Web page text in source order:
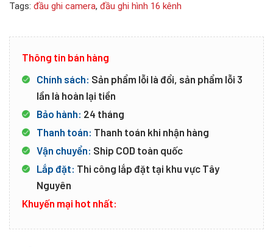
Tags: đầu ghi camera, đầu ghi hình 16 kênh
Thông tin bán hàng
Chính sách: Sản phẩm lỗi là đổi, sản phẩm lỗi 3
lần là hoàn lại tiền
Bảo hành: 24 tháng
Thanh toán: Thanh toán khi nhận hàng
Vận chuyển: Ship COD toàn quốc
Lắp đặt: Thi công lắp đặt tại khu vực Tây
Nguyên
Khuyến mại hot nhất: